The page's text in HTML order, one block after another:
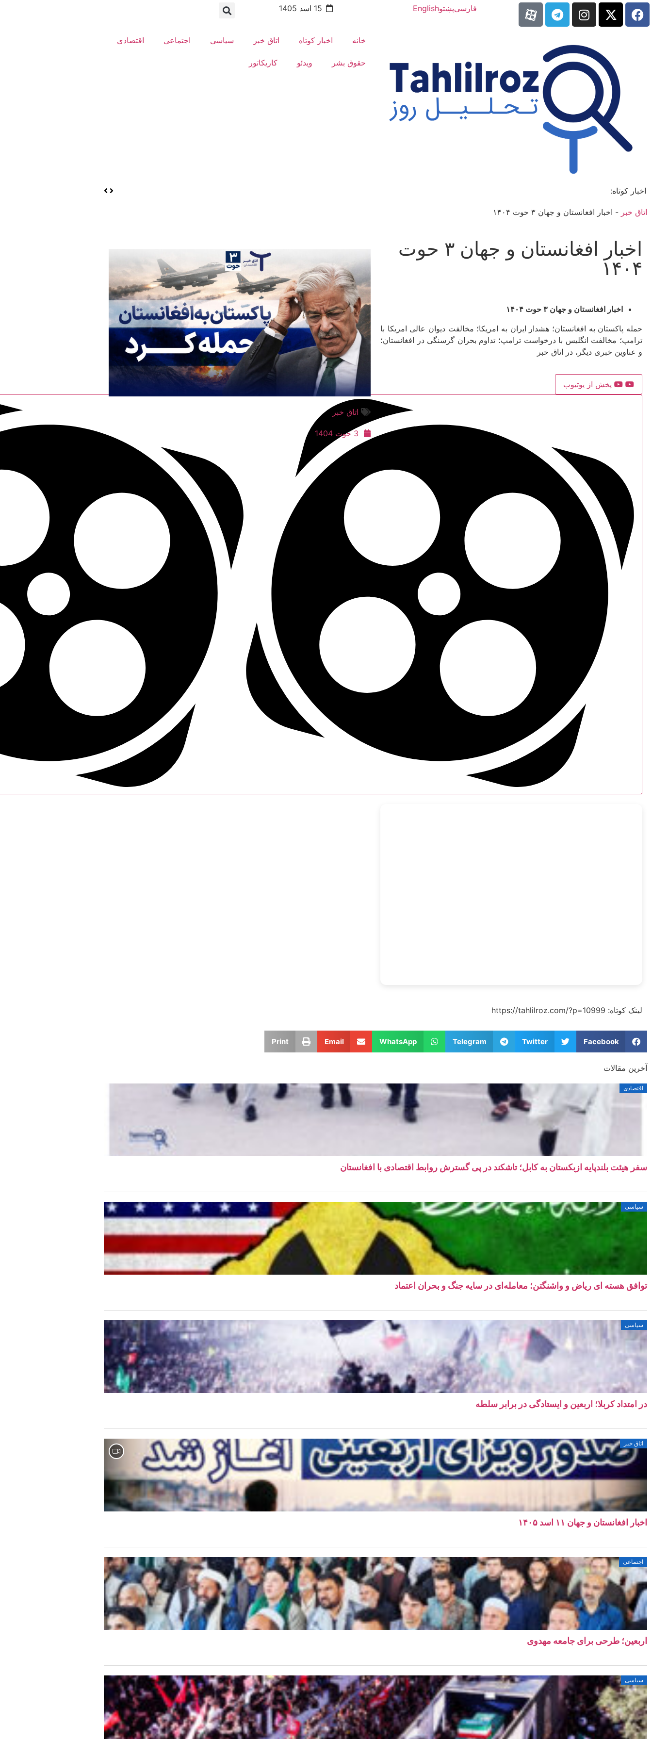
فارسیپښتوEnglish 15 اسد 1405
خانه اخبار کوتاه اتاق خبر سیاسی اجتماعی اقتصادی
حقوق بشر ویدئو کاریکاتور
اخبار کوتاه:
اتاق خبر - اخبار افغانستان و جهان ۳ حوت ۱۴۰۴
اخبار افغانستان و جهان ۳ حوت
۱۴۰۴
اخبار افغانستان و جهان ۳ حوت ۱۴۰۴
حمله پاکستان به افغانستان؛ هشدار ایران به امریکا؛ مخالفت دیوان عالی امریکا با
ترامپ؛ مخالفت انگلیس با درخواست ترامپ؛ تداوم بحران گرسنگی در افغانستان؛
و عناوین خبری دیگر، در اتاق خبر
پخش از یوتیوب
لینک کوتاه:​ https://tahlilroz.com/?p=10999
اتاق خبر
3 حوت 1404
Facebook
Twitter
Telegram
WhatsApp
Email
Print
آخرین مقالات
اقتصادی
سفر هیئت بلندپایه ازبکستان به کابل؛ تاشکند در پی گسترش روابط اقتصادی با افغانستان
سیاسی
توافق هسته‌ ای ریاض و واشنگتن؛ معامله‌ای در سایه جنگ و بحران اعتماد
سیاسی
در امتداد کربلا؛ اربعین و ایستادگی در برابر سلطه
اتاق خبر
اخبار افغانستان و جهان ۱۱ اسد ۱۴۰۵
اجتماعی
اربعین؛ طرحی برای جامعه مهدوی
سیاسی